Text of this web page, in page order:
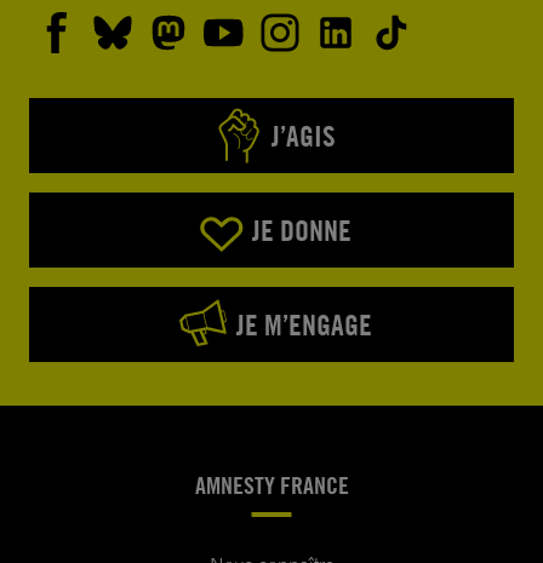
J’AGIS
JE DONNE
JE M’ENGAGE
AMNESTY FRANCE